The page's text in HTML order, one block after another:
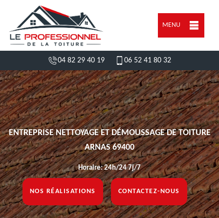
MENU
04 82 29 40 19 06 52 41 80 32
ENTREPRISE NETTOYAGE ET DÉMOUSSAGE DE TOITURE
ARNAS 69400
Horaire: 24h/24 7j/7
NOS RÉALISATIONS CONTACTEZ-NOUS